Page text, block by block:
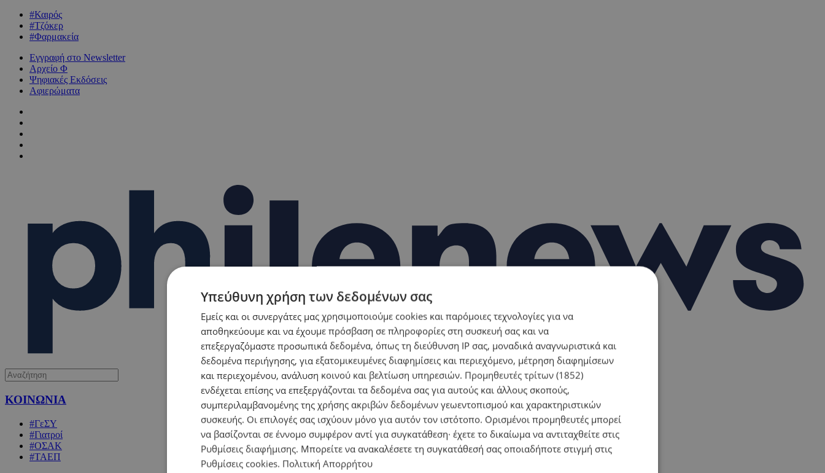
#Καιρός
#Τζόκερ
#Φαρμακεία
Εγγραφή στο Newsletter
Αρχείο Φ
Ψηφιακές Εκδόσεις
Αφιερώματα
ΚΟΙΝΩΝΙΑ
#ΓεΣΥ
#Γιατροί
#ΟΣΑΚ
#ΤΑΕΠ
Υπεύθυνη χρήση των δεδομένων σας
Εμείς και οι συνεργάτες μας χρησιμοποιούμε cookies και παρόμοιες τεχνολογίες για να
αποθηκεύουμε και να έχουμε πρόσβαση σε πληροφορίες στη συσκευή σας και να
επεξεργαζόμαστε προσωπικά δεδομένα, όπως τη διεύθυνση IP σας, μοναδικά αναγνωριστικά και
δεδομένα περιήγησης, για εξατομικευμένες διαφημίσεις και περιεχόμενο, μέτρηση διαφημίσεων
και περιεχομένου, ανάλυση κοινού και βελτίωση υπηρεσιών. Προμηθευτές τρίτων (1852)
ενδέχεται επίσης να επεξεργάζονται τα δεδομένα σας για αυτούς και άλλους σκοπούς,
συμπεριλαμβανομένης της χρήσης ακριβών δεδομένων γεωεντοπισμού και χαρακτηριστικών
συσκευής. Οι επιλογές σας ισχύουν μόνο για αυτόν τον ιστότοπο. Ορισμένοι προμηθευτές μπορεί
να βασίζονται σε έννομο συμφέρον αντί για συγκατάθεση· έχετε το δικαίωμα να αντιταχθείτε στις
Ρυθμίσεις διαφήμισης. Μπορείτε να ανακαλέσετε τη συγκατάθεσή σας οποιαδήποτε στιγμή στις
Ρυθμίσεις cookies. Πολιτική Απορρήτου